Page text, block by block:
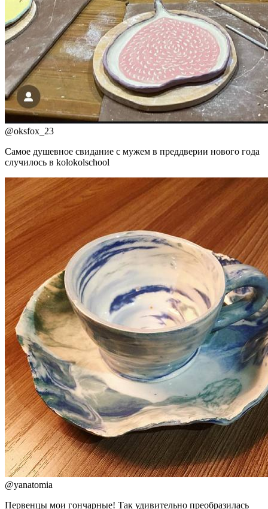
@oksfox_23
Самое душевное свидание с мужем в преддверии нового года
случилось в kolokolschool
@yanatomia
Первенцы мои гончарные! Так удивительно преобразилась